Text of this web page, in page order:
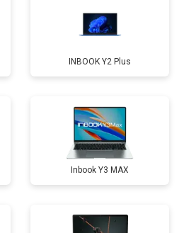
от 2600 ₽ Заказать
от 1100 ₽ Заказать
от 1500 ₽ Заказать
от 3990 ₽ Заказать
INBOOK Y2 Plus
Inbook Y3 MAX